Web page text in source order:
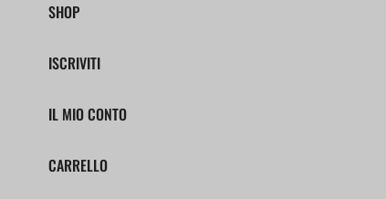
SHOP
ISCRIVITI
IL MIO CONTO
CARRELLO